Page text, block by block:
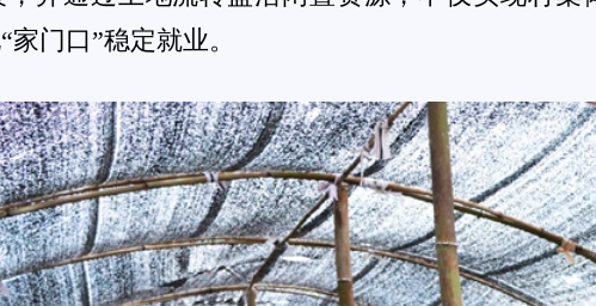
伞”撑起乡村振兴“大产业”。
有效路径，我们不仅要把羊肚菌种好，还要把产业链做长做
立足资源禀赋，优化农业产业结构，在强化羊肚菌生产、加
扩大种植面积，探索开发羊肚菌干货、预制菜等深加工产
村振兴注入更强劲的动力。（图/文 张明坤、杨皓文）